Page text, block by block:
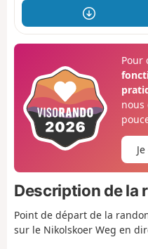
Pour
Description de la
Point de départ de la
sur le Nikolskoer Weg en